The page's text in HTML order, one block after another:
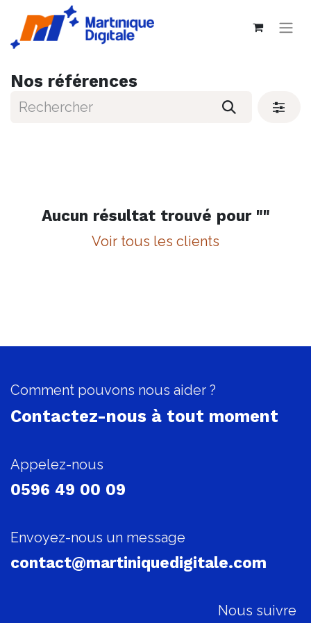
Nos références
Aucun résultat trouvé pour ""
Voir tous les clients
Comment pouvons nous aider ?
Contactez-nous à tout moment
Appelez-nous
0596 49 00 09
Envoyez-nous un message
contact@martiniquedigitale.com
Nous suivre